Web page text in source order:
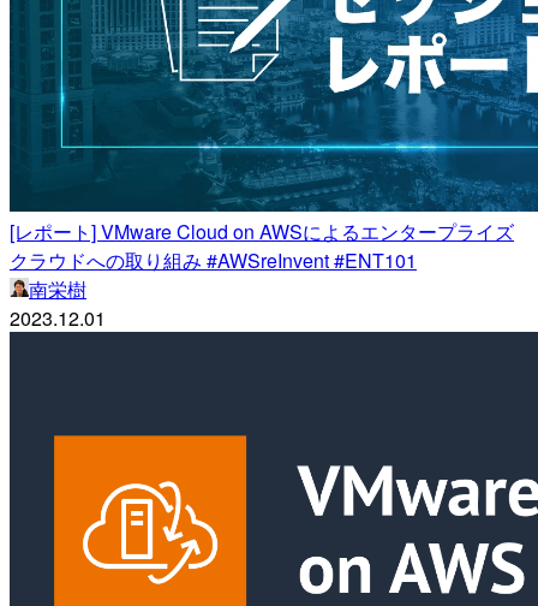
[レポート] VMware Cloud on AWSによるエンタープライズ
クラウドへの取り組み #AWSreInvent #ENT101
南栄樹
2023.12.01